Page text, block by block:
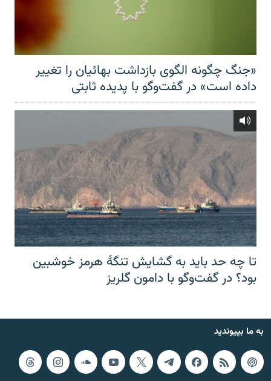
«جنگ چگونه الگوی بازداشت بهائیان را تغییر
داده است» در گفت‌وگو با پدیده ثابتی
تا چه حد باید به گشایش تنگهٔ هرمز خوشبین
بود؟ در گفت‌وگو با دامون گلریز
به ما بپیوندید